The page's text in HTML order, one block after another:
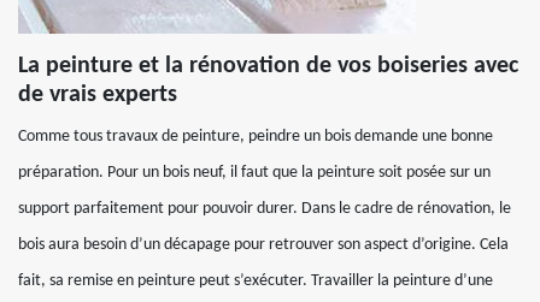
La peinture et la rénovation de vos boiseries avec
de vrais experts
Comme tous travaux de peinture, peindre un bois demande une bonne
préparation. Pour un bois neuf, il faut que la peinture soit posée sur un
support parfaitement pour pouvoir durer. Dans le cadre de rénovation, le
bois aura besoin d’un décapage pour retrouver son aspect d’origine. Cela
fait, sa remise en peinture peut s’exécuter. Travailler la peinture d’une